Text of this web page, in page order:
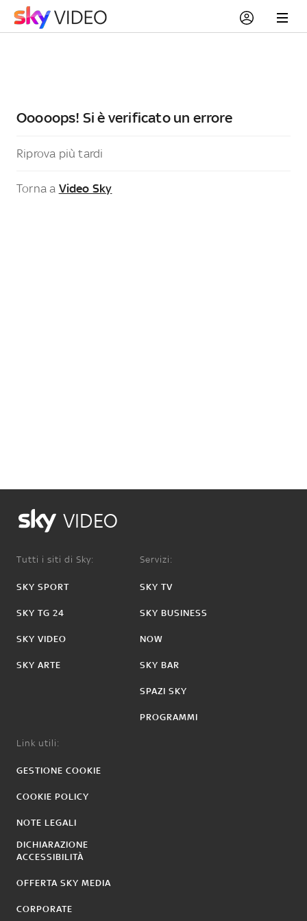
Ooooops! Si è verificato un errore
Riprova più tardi
Torna a Video Sky
VIDEO
Tutti i siti di Sky:
SKY SPORT
SKY TG 24
SKY VIDEO
SKY ARTE
Servizi:
SKY TV
SKY BUSINESS
NOW
SKY BAR
SPAZI SKY
PROGRAMMI
Link utili:
GESTIONE COOKIE
COOKIE POLICY
NOTE LEGALI
DICHIARAZIONE
ACCESSIBILITÀ
OFFERTA SKY MEDIA
CORPORATE